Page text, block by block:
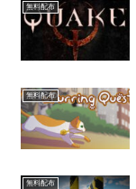
無料配布
無料配布
無料配布